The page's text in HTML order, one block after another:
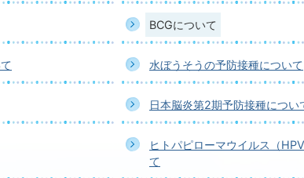
BCGについて
水ぼうそうの予防接種について
日本脳炎第2期予防接種につい
ヒトパピローマウイルス（
て